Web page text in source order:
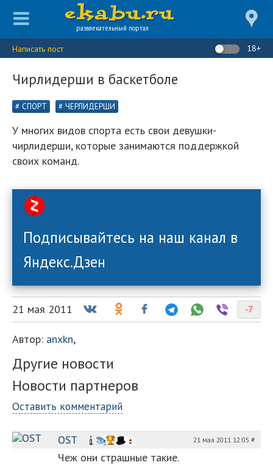
развлекательный портал
Написать пост 18+
Чирлидерши в баскетболе
СПОРТ ЧЕРЛИДЕРШИ
У многих видов спорта есть свои девушки-
чирлидерши, которые занимаются поддержкой
своих команд.
Подписывайтесь на наш канал в
Яндекс.Дзен
-7
21 мая 2011
Автор: anxkn,
Другие новости
Новости партнеров
Оставить комментарий
OST 21 мая 2011 12:05 #
Чеж они страшные такие.